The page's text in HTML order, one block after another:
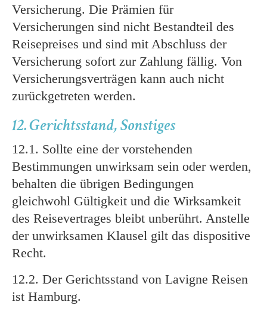
Versicherung. Die Prämien für
Versicherungen sind nicht Bestandteil des
Reisepreises und sind mit Abschluss der
Versicherung sofort zur Zahlung fällig. Von
Versicherungsverträgen kann auch nicht
zurückgetreten werden.
12. Gerichtsstand, Sonstiges
12.1. Sollte eine der vorstehenden
Bestimmungen unwirksam sein oder werden,
behalten die übrigen Bedingungen
gleichwohl Gültigkeit und die Wirksamkeit
des Reisevertrages bleibt unberührt. Anstelle
der unwirksamen Klausel gilt das dispositive
Recht.
12.2. Der Gerichtsstand von Lavigne Reisen
ist Hamburg.